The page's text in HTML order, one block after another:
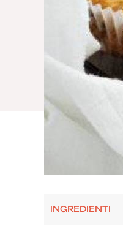
INGREDIENTI